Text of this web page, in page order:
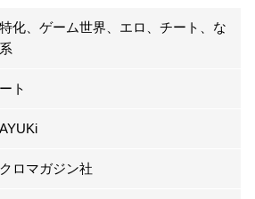
化、ゲーム世界、エロ、チート、な
ト
ロマガジン社